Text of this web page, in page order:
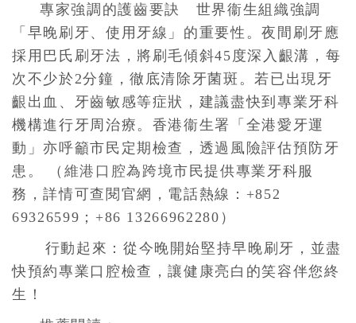
專家強調的護齒要訣 世界衞生組織強調
「早晚刷牙、使用牙線」的重要性。夜間刷牙應
採用巴氏刷牙法，將刷毛傾斜45度深入齦溝，每
次不少於2分鐘，徹底清除牙菌斑。若已出現牙
齦出血、牙齒敏感等症狀，建議盡快到專業牙科
機構進行牙周治療。香港衞生署「全港愛牙運
動」亦呼籲市民定期檢查，透過風險評估預防牙
患。 （ 維港口腔為跨境市民提供專業牙科服
務，詳情可查閱官網，電話熱線：+852
69326599；+86 13266962280）
行動起來：從今晚開始堅持早晚刷牙，並盡
快預約專業口腔檢查，讓健康亮白的笑容伴您終
生！